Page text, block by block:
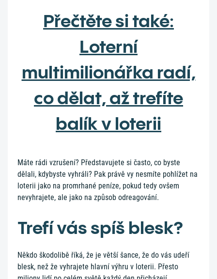
Přečtěte si také:
Loterní
multimilionářka radí,
co dělat, až trefíte
balík v loterii
Máte rádi vzrušení? Představujete si často, co byste
dělali, kdybyste vyhráli? Pak právě vy nesmíte pohlížet na
loterii jako na promrhané peníze, pokud tedy ovšem
nevyhrajete, ale jako na způsob odreagování.
Trefí vás spíš blesk?
Někdo škodolibě říká, že je větší šance, že do vás udeří
blesk, než že vyhrajete hlavní výhru v loterii. Přesto